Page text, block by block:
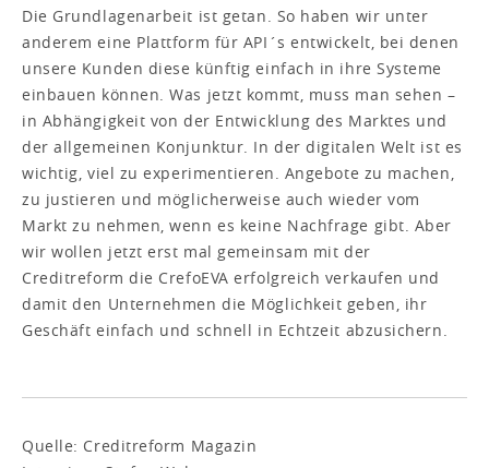
Die Grundlagenarbeit ist getan. So haben wir unter
anderem eine Plattform für API´s entwickelt, bei denen
unsere Kunden diese künftig einfach in ihre Systeme
einbauen können. Was jetzt kommt, muss man sehen –
in Abhängigkeit von der Entwicklung des Marktes und
der allgemeinen Konjunktur. In der digitalen Welt ist es
wichtig, viel zu experimentieren. Angebote zu machen,
zu justieren und möglicherweise auch wieder vom
Markt zu nehmen, wenn es keine Nachfrage gibt. Aber
wir wollen jetzt erst mal gemeinsam mit der
Creditreform die CrefoEVA erfolgreich verkaufen und
damit den Unternehmen die Möglichkeit geben, ihr
Geschäft einfach und schnell in Echtzeit abzusichern.
Quelle: Creditreform Magazin